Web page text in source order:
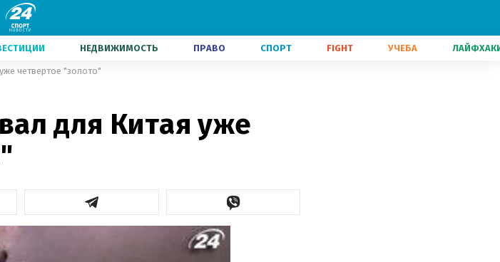
НЕДВИЖИМОСТЬ ПРАВО СПОРТ FIGHT УЧЕБА
четвертое "золото"
для Китая уже